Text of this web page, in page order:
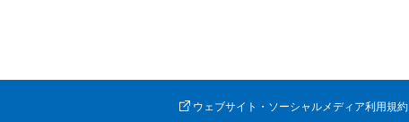
ウェブサイト・ソーシャルメディア利用規約